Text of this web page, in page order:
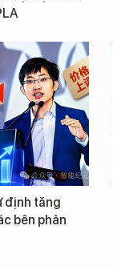
định tăng
bên phản